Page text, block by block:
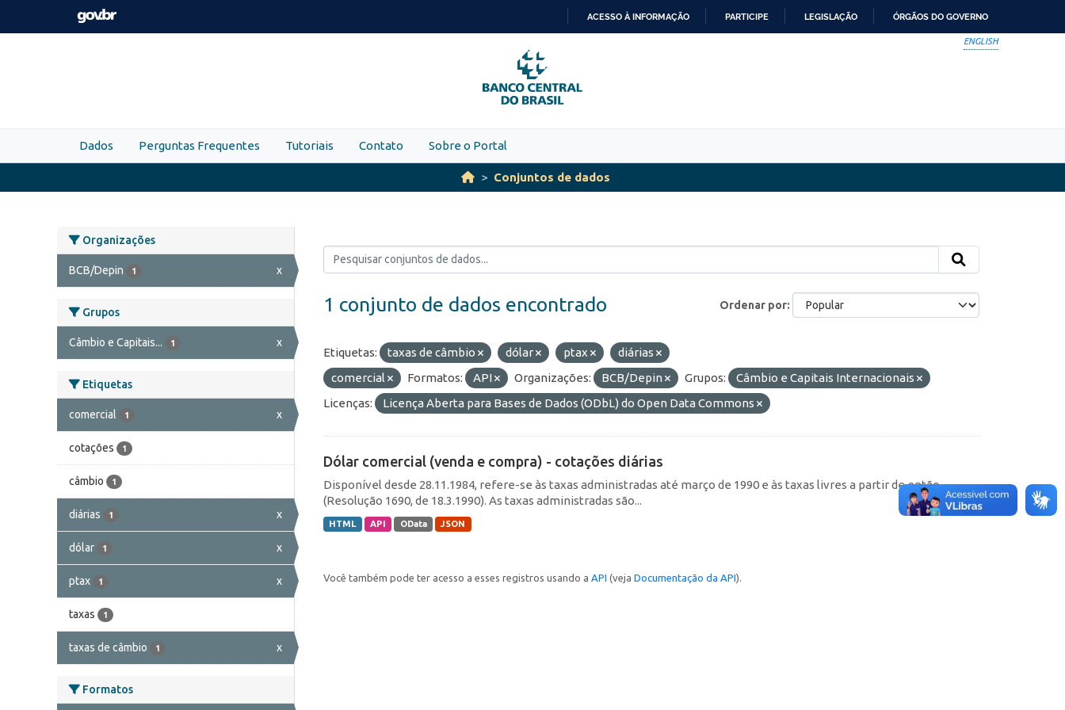
Skip to main content
PARA
O
CONTEÚDO
ACESSO À INFORMAÇÃO PARTICIPE LEGISLAÇÃO ÓRGÃOS DO GOVERNO
ENGLISH
Dados Perguntas Frequentes Tutoriais Contato Sobre o Portal
Conjuntos de dados
Organizações
BCB/Depin 1 x
Grupos
Câmbio e Capitais... 1 x
Etiquetas
comercial 1 x
cotações 1
câmbio 1
diárias 1 x
dólar 1 x
ptax 1 x
taxas 1
taxas de câmbio 1 x
Formatos
Ordenar por
1 conjunto de dados encontrado
Etiquetas: taxas de câmbio dólar ptax
diárias
comercial
Formatos: API Organizações: BCB/Depin Grupos:
Câmbio e Capitais Internacionais
Licenças:
Licença Aberta para Bases de Dados (ODbL) do Open Data Commons
Dólar comercial (venda e compra) - cotações diárias
Disponível desde 28.11.1984, refere-se às taxas administradas até março de 1990 e às taxas livres a partir de então
(Resolução 1690, de 18.3.1990). As taxas administradas são...
HTML API OData JSON
Você também pode ter acesso a esses registros usando a API (veja Documentação da API).